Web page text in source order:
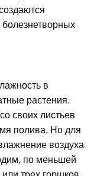
в
растения.
своих листьев
полива. Но для
воздуха
по меньшей